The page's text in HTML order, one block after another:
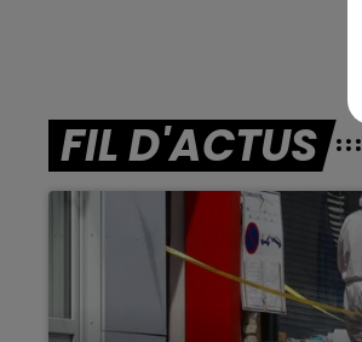
FIL D'ACTUS